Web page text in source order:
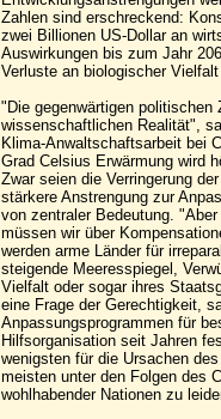
Zahlen sind erschreckend:
zwei Billionen US-Dollar an
Auswirkungen bis zum Jahr
Verluste an biologischer
"Die gegenwärtigen
wissenschaftlichen Realität",
Klima-Anwaltschaftsarbeit bei
Grad Celsius Erwärmung wird
Zwar seien die Verringerung
stärkere Anstrengung zur
von zentraler Bedeutung.
müssen wir über
werden arme Länder für
steigende Meeresspiegel,
Vielfalt oder sogar ihres
eine Frage der Gerechtigkeit,
Anpassungsprogrammen für
Hilfsorganisation seit Jahren
wenigsten für die Ursachen
meisten unter den Folgen des
wohlhabender Nationen zu